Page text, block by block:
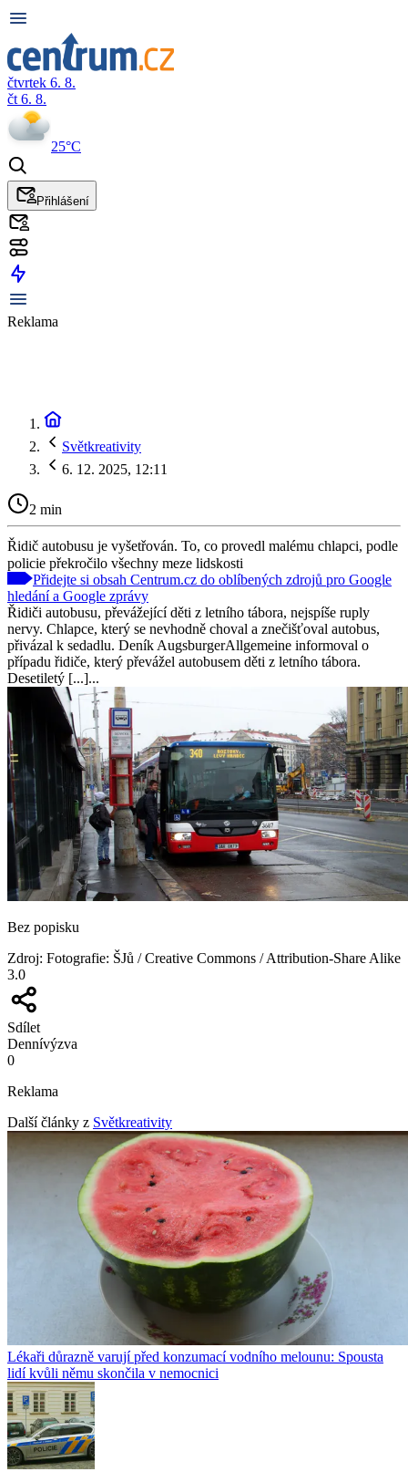
čtvrtek 6. 8.
čt 6. 8.
25°C
Přihlášení
Reklama
Světkreativity
6. 12. 2025, 12:11
2 min
Řidič autobusu je vyšetřován. To, co provedl malému chlapci, podle
policie překročilo všechny meze lidskosti
Přidejte si obsah Centrum.cz do oblíbených zdrojů pro Google
hledání a Google zprávy
Řidiči autobusu, převážející děti z letního tábora, nejspíše ruply
nervy. Chlapce, který se nevhodně choval a znečišťoval autobus,
přivázal k sedadlu. Deník AugsburgerAllgemeine informoval o
případu řidiče, který převážel autobusem děti z letního tábora.
Desetiletý [...]...
Bez popisku
Zdroj: Fotografie: ŠJů / Creative Commons / Attribution-Share Alike
3.0
Sdílet
Dennívýzva
0
Reklama
Další články z Světkreativity
Lékaři důrazně varují před konzumací vodního melounu: Spousta
lidí kvůli němu skončila v nemocnici